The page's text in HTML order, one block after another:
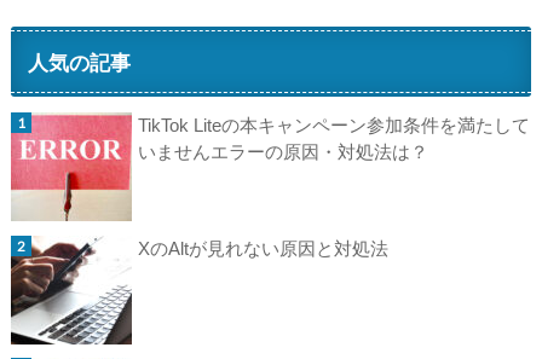
人気の記事
TikTok Liteの本キャンペーン参加条件を満たして
いませんエラーの原因・対処法は？
XのAltが見れない原因と対処法